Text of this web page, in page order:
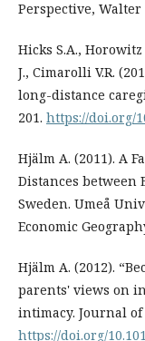
Perspective, Walter
Hicks S.A.,
J., Cimarolli V.R.
long-distance
201. https://doi.org/
Hjälm A. (2011). A
Distances
Sweden. Umeå
Economic
Hjälm A. (2012).
parents' views on
intimacy. Journal of
https://doi.org/